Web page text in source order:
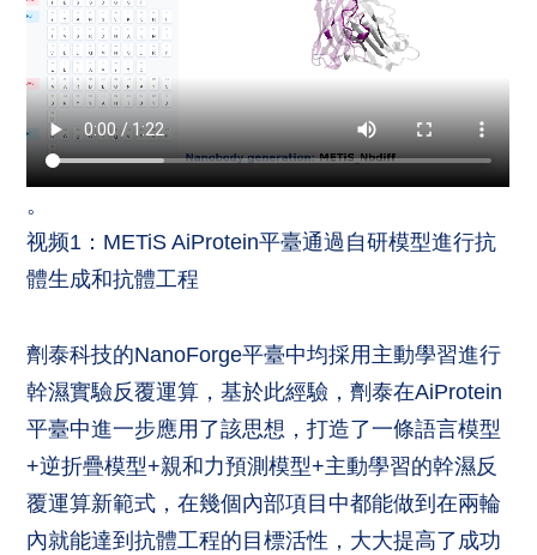
。
视频1：METiS AiProtein平臺通過自研模型進行抗
體生成和抗體工程
劑泰科技的NanoForge平臺中均採用主動學習進行
幹濕實驗反覆運算，基於此經驗，劑泰在AiProtein
平臺中進一步應用了該思想，打造了一條語言模型
+逆折疊模型+親和力預測模型+主動學習的幹濕反
覆運算新範式，在幾個內部項目中都能做到在兩輪
內就能達到抗體工程的目標活性，大大提高了成功